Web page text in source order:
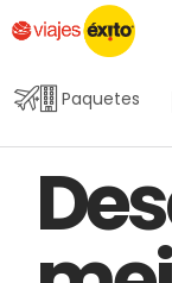
Paquetes
IN:
on: